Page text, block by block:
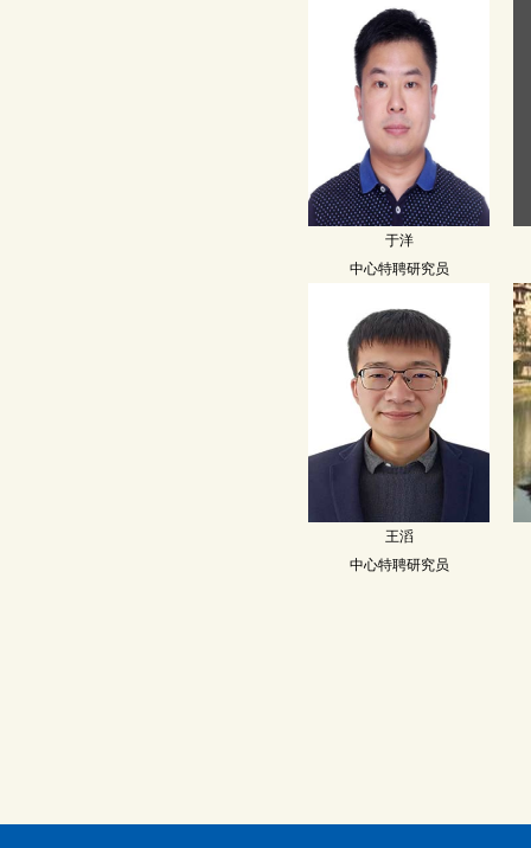
于洋
中心特聘研究员
王滔
中心特聘研究员